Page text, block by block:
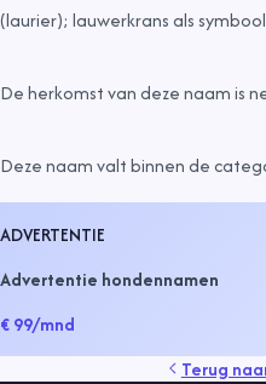
(laurier); lauwerkrans als
De herkomst van deze naam is
Deze naam valt binnen de
ADVERTENTIE
Advertentie hondennamen
€ 99/mnd
Terug